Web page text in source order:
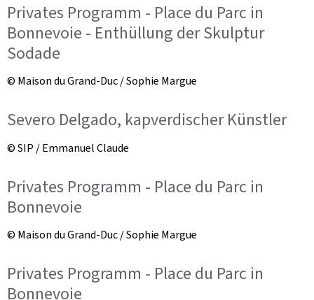
Privates Programm - Place du Parc in
Bonnevoie - Enthüllung der Skulptur
Sodade
© Maison du Grand-Duc / Sophie Margue
Severo Delgado, kapverdischer Künstler
© SIP / Emmanuel Claude
Privates Programm - Place du Parc in
Bonnevoie
© Maison du Grand-Duc / Sophie Margue
Privates Programm - Place du Parc in
Bonnevoie